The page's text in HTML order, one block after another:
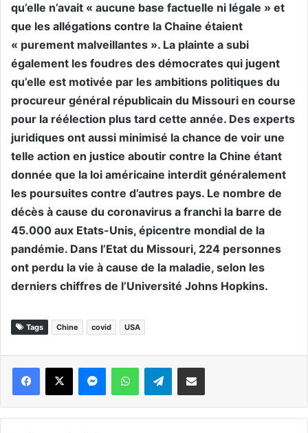
qu’elle n’avait « aucune base factuelle ni légale » et
que les allégations contre la Chaine étaient
« purement malveillantes ». La plainte a subi
également les foudres des démocrates qui jugent
qu’elle est motivée par les ambitions politiques du
procureur général républicain du Missouri en course
pour la réélection plus tard cette année. Des experts
juridiques ont aussi minimisé la chance de voir une
telle action en justice aboutir contre la Chine étant
donnée que la loi américaine interdit généralement
les poursuites contre d’autres pays. Le nombre de
décès à cause du coronavirus a franchi la barre de
45.000 aux Etats-Unis, épicentre mondial de la
pandémie. Dans l’Etat du Missouri, 224 personnes
ont perdu la vie à cause de la maladie, selon les
derniers chiffres de l’Université Johns Hopkins.
Tags Chine covid USA
WhatsApp Telegram